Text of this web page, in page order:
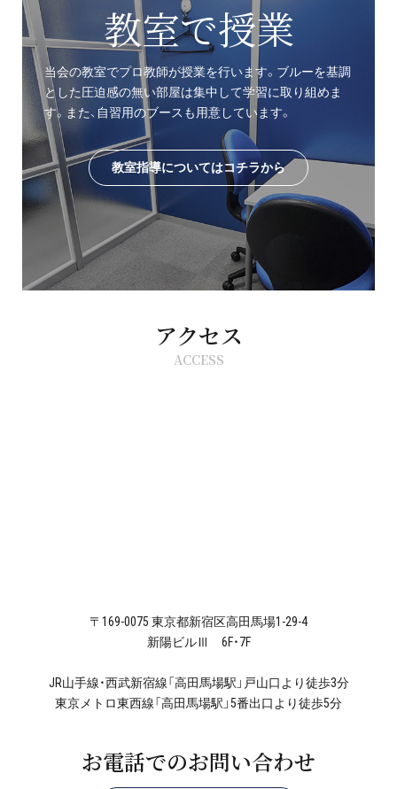
教室で授業
当会の教室でプロ教師が授業を行います。ブルーを基調
とした圧迫感の無い部屋は集中して学習に取り組めま
す。また、自習用のブースも用意しています。
教室指導についてはコチラから
アクセス
ACCESS
〒169-0075 東京都新宿区高田馬場1-29-4
新陽ビルⅢ 6F・7F
JR山手線・西武新宿線「高田馬場駅」戸山口より徒歩3分
東京メトロ東西線「高田馬場駅」5番出口より徒歩5分
お電話でのお問い合わせ